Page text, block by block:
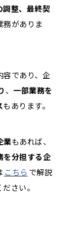
調整、最終契
務がありま
容であり、企
、 一部業務を
もあります。
業もあれば、
を分担する企
こちら で解説
さい。